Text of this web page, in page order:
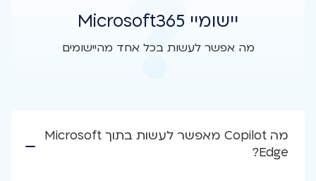
יישומיי Microsoft365
מה אפשר לעשות בכל אחד מהיישומים
מה Copilot מאפשר לעשות בתוך Microsoft
Edge?